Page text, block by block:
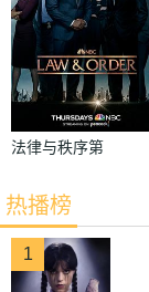
法律与秩序第
热播榜
1